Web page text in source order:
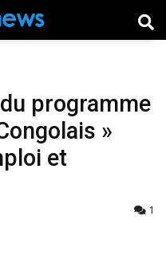
programme
»
et
1